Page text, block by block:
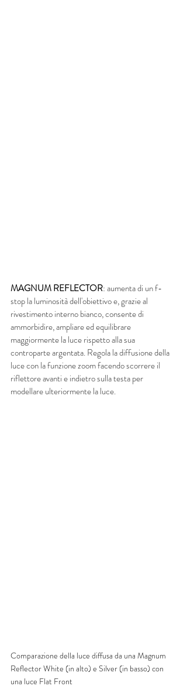
MAGNUM REFLECTOR: aumenta di un f-
stop la luminosità dell'obiettivo e, grazie al
rivestimento interno bianco, consente di
ammorbidire, ampliare ed equilibrare
maggiormente la luce rispetto alla sua
controparte argentata. Regola la diffusione della
luce con la funzione zoom facendo scorrere il
riflettore avanti e indietro sulla testa per
modellare ulteriormente la luce.
Comparazione della luce diffusa da una Magnum
Reflector White (in alto) e Silver (in basso) con
una luce Flat Front